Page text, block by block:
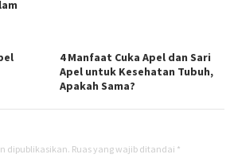
4 Manfaat Cuka Apel dan Sari
Apel untuk Kesehatan Tubuh,
Apakah Sama?
dipublikasikan. Ruas yang wajib ditandai *